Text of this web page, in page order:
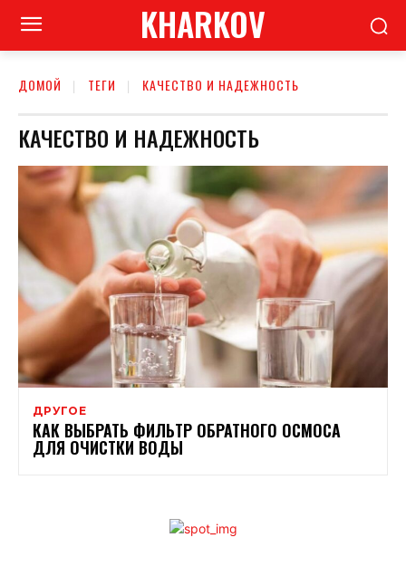
KHARKOV
ДОМОЙ ТЕГИ КАЧЕСТВО И НАДЕЖНОСТЬ
КАЧЕСТВО И НАДЕЖНОСТЬ
ДРУГОЕ
КАК ВЫБРАТЬ ФИЛЬТР ОБРАТНОГО ОСМОСА
ДЛЯ ОЧИСТКИ ВОДЫ